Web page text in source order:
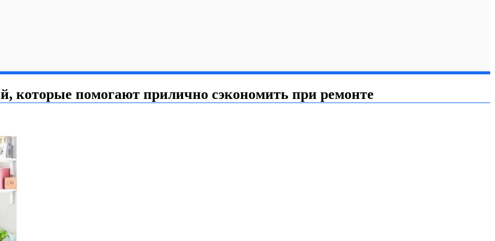
которые помогают прилично сэкономить при ремонте